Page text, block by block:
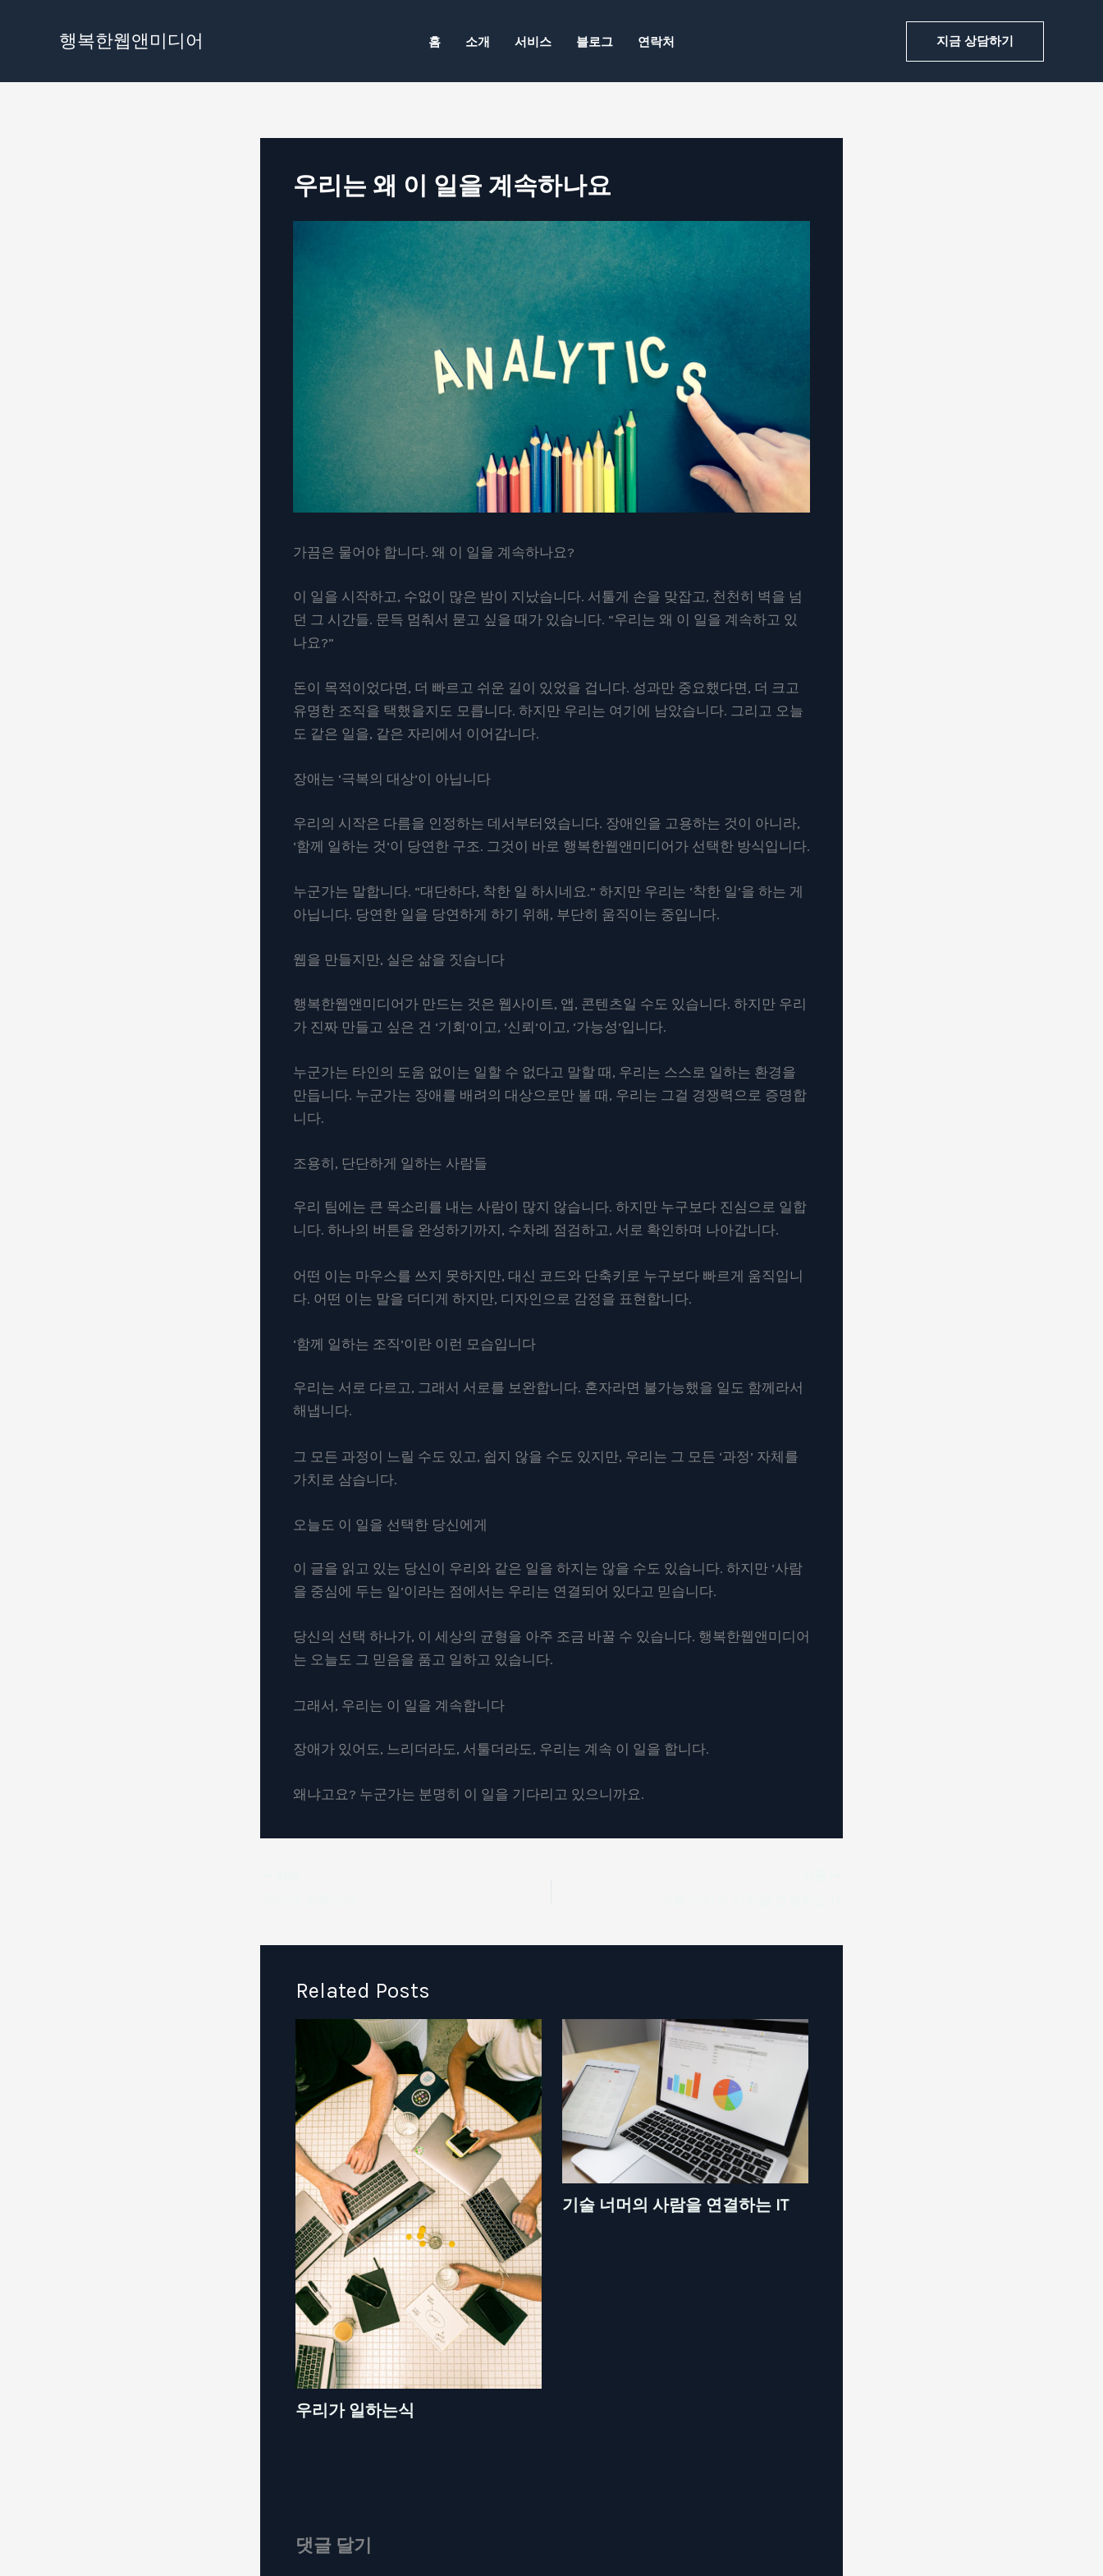
로
행복한웹앤미디어 홈 소개 서비스 블로그 연락처 지금 상담하기
우리는 왜 이 일을 계속하나요
가끔은 물어야 합니다. 왜 이 일을 계속하나요?
이 일을 시작하고, 수없이 많은 밤이 지났습니다. 서툴게 손을 맞잡고, 천천히 벽을 넘
던 그 시간들. 문득 멈춰서 묻고 싶을 때가 있습니다. “우리는 왜 이 일을 계속하고 있
나요?”
돈이 목적이었다면, 더 빠르고 쉬운 길이 있었을 겁니다. 성과만 중요했다면, 더 크고
유명한 조직을 택했을지도 모릅니다. 하지만 우리는 여기에 남았습니다. 그리고 오늘
도 같은 일을, 같은 자리에서 이어갑니다.
장애는 ‘극복의 대상’이 아닙니다
우리의 시작은 다름을 인정하는 데서부터였습니다. 장애인을 고용하는 것이 아니라,
‘함께 일하는 것’이 당연한 구조. 그것이 바로 행복한웹앤미디어가 선택한 방식입니다.
누군가는 말합니다. “대단하다, 착한 일 하시네요.” 하지만 우리는 ‘착한 일’을 하는 게
아닙니다. 당연한 일을 당연하게 하기 위해, 부단히 움직이는 중입니다.
웹을 만들지만, 실은 삶을 짓습니다
행복한웹앤미디어가 만드는 것은 웹사이트, 앱, 콘텐츠일 수도 있습니다. 하지만 우리
가 진짜 만들고 싶은 건 ‘기회’이고, ‘신뢰’이고, ‘가능성’입니다.
누군가는 타인의 도움 없이는 일할 수 없다고 말할 때, 우리는 스스로 일하는 환경을
만듭니다. 누군가는 장애를 배려의 대상으로만 볼 때, 우리는 그걸 경쟁력으로 증명합
니다.
조용히, 단단하게 일하는 사람들
우리 팀에는 큰 목소리를 내는 사람이 많지 않습니다. 하지만 누구보다 진심으로 일합
니다. 하나의 버튼을 완성하기까지, 수차례 점검하고, 서로 확인하며 나아갑니다.
어떤 이는 마우스를 쓰지 못하지만, 대신 코드와 단축키로 누구보다 빠르게 움직입니
다. 어떤 이는 말을 더디게 하지만, 디자인으로 감정을 표현합니다.
‘함께 일하는 조직’이란 이런 모습입니다
우리는 서로 다르고, 그래서 서로를 보완합니다. 혼자라면 불가능했을 일도 함께라서
해냅니다.
그 모든 과정이 느릴 수도 있고, 쉽지 않을 수도 있지만, 우리는 그 모든 ‘과정’ 자체를
가치로 삼습니다.
오늘도 이 일을 선택한 당신에게
이 글을 읽고 있는 당신이 우리와 같은 일을 하지는 않을 수도 있습니다. 하지만 ‘사람
을 중심에 두는 일’이라는 점에서는 우리는 연결되어 있다고 믿습니다.
당신의 선택 하나가, 이 세상의 균형을 아주 조금 바꿀 수 있습니다. 행복한웹앤미디어
는 오늘도 그 믿음을 품고 일하고 있습니다.
그래서, 우리는 이 일을 계속합니다
장애가 있어도, 느리더라도, 서툴더라도, 우리는 계속 이 일을 합니다.
왜냐고요? 누군가는 분명히 이 일을 기다리고 있으니까요.
Related Posts
우리가 일하는식
기술 너머의 사람을 연결하는 IT
댓글 달기